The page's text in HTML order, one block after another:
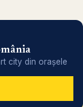
city din orașele